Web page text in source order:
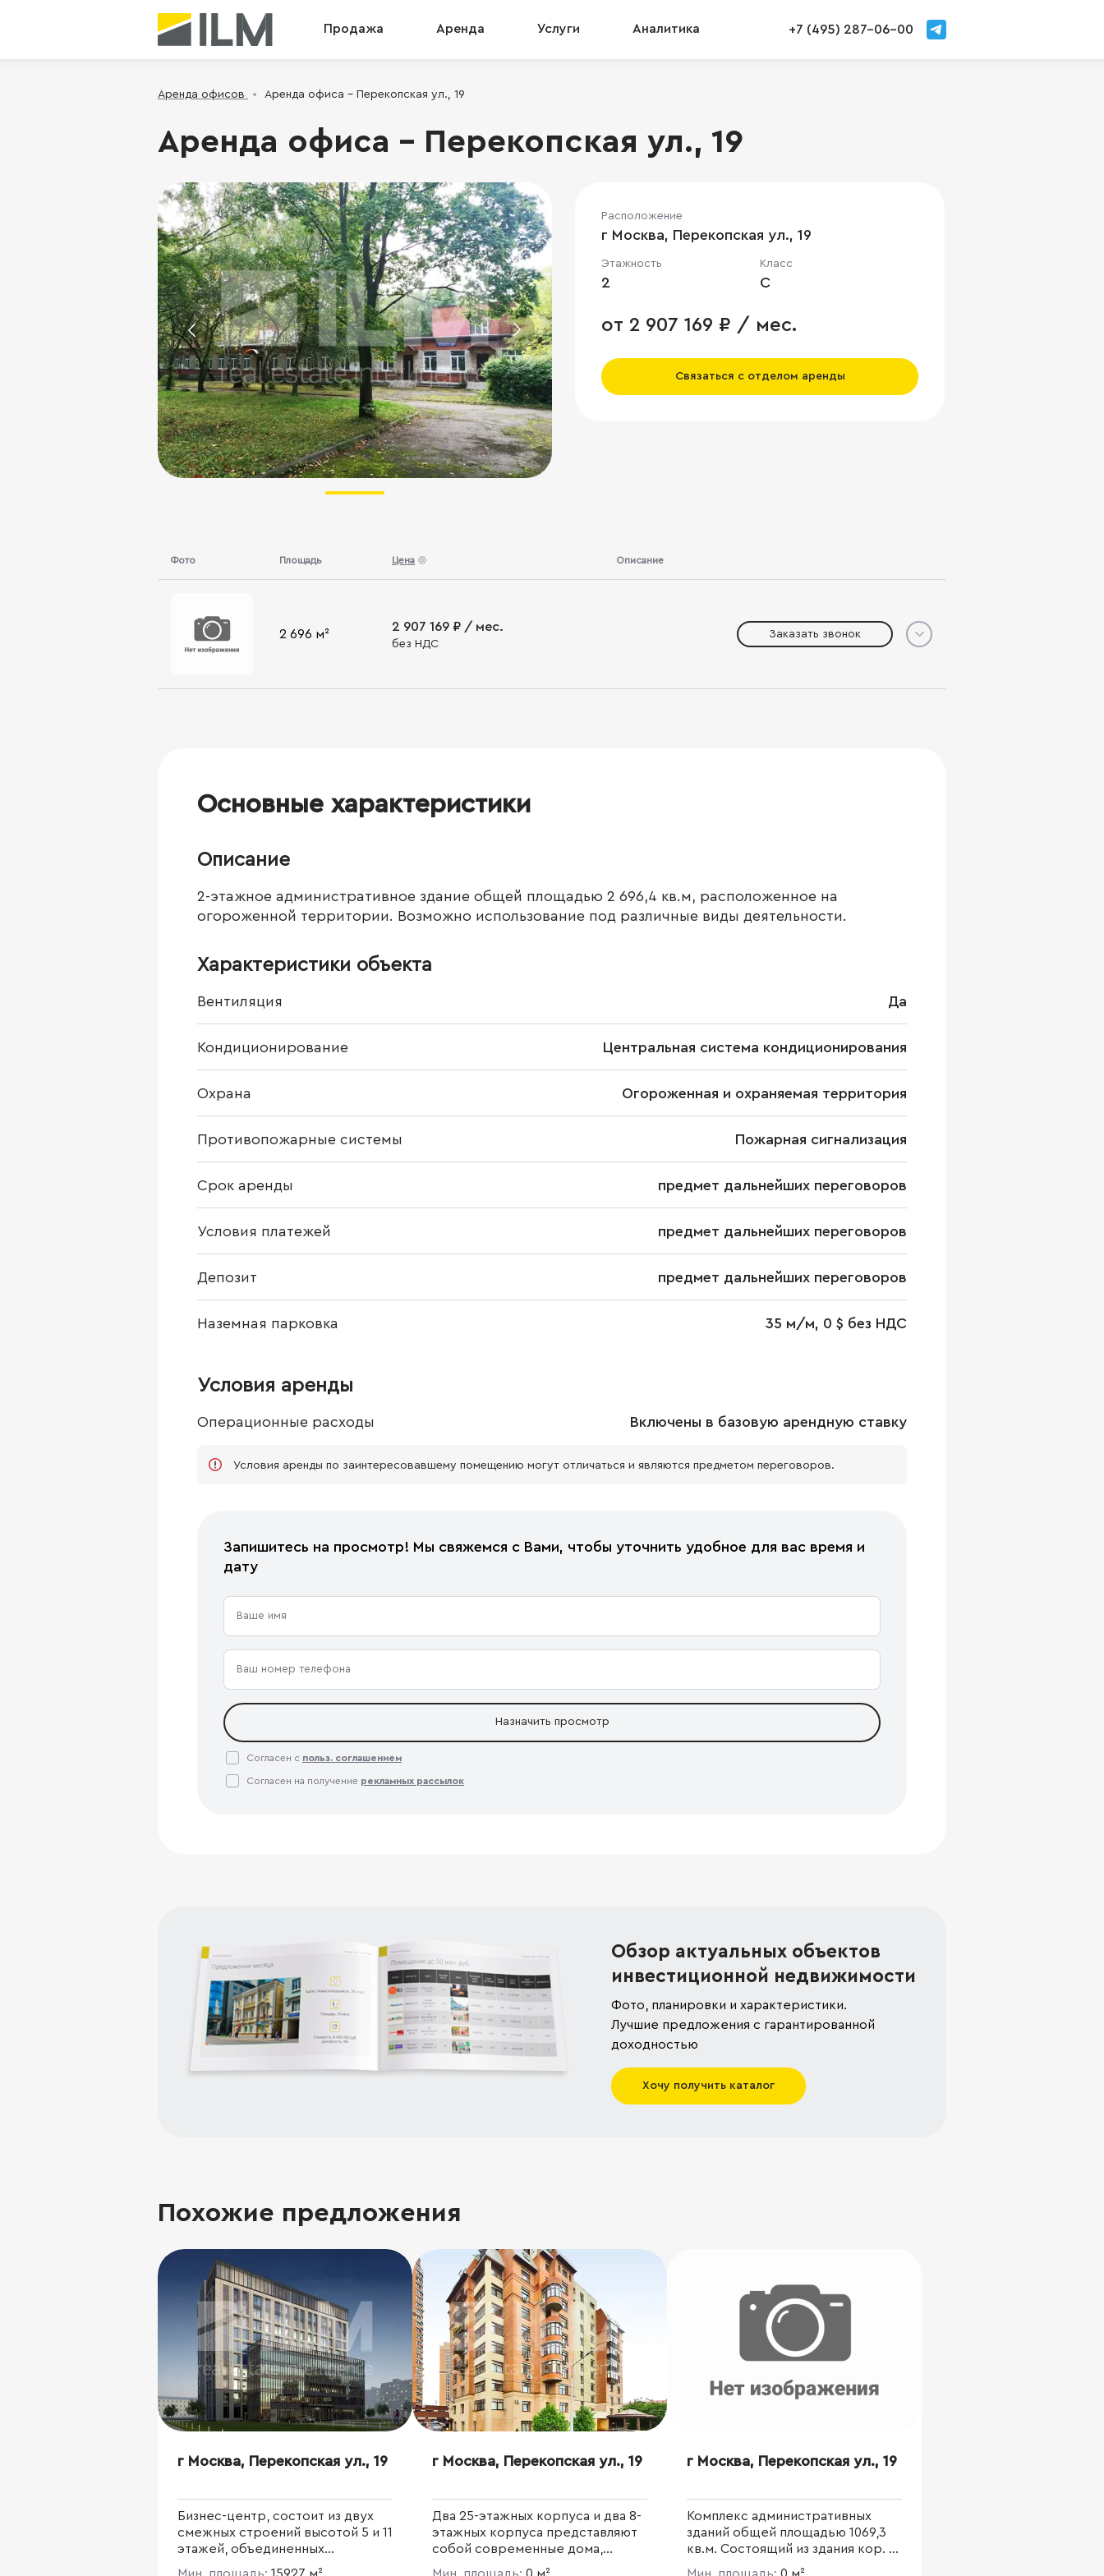
Продажа Аренда Услуги Аналитика +7 (495) 287-06-00
Аренда офисов Аренда офиса - Перекопская ул., 19
Аренда офиса - Перекопская ул., 19
Расположение
г Москва, Перекопская ул., 19
Этажность
2
Класс
C
от 2 907 169 ₽ / мес.
Связаться с отделом аренды
Фото Площадь Цена Описание
2 696 м²
2 907 169 ₽ / мес.
без НДС
Заказать звонок
Основные характеристики
Описание
2-этажное административное здание общей площадью 2 696,4 кв.м, расположенное на
огороженной территории. Возможно использование под различные виды деятельности.
Характеристики объекта
Вентиляция Да
Кондиционирование Центральная система кондиционирования
Охрана Огороженная и охраняемая территория
Противопожарные системы Пожарная сигнализация
Срок аренды предмет дальнейших переговоров
Условия платежей предмет дальнейших переговоров
Депозит предмет дальнейших переговоров
Наземная парковка 35 м/м, 0 $ без НДС
Условия аренды
Операционные расходы Включены в базовую арендную ставку
Условия аренды по заинтересовавшему помещению могут отличаться и являются предметом переговоров.
Запишитесь на просмотр! Мы свяжемся с Вами, чтобы уточнить удобное для вас время и
дату
Назначить просмотр
Согласен с польз. соглашением
Согласен на получение рекламных рассылок
Обзор актуальных объектов
инвестиционной недвижимости
Фото, планировки и характеристики.
Лучшие предложения с гарантированной
доходностью
Хочу получить каталог
Похожие предложения
г Москва, Перекопская ул., 19
Бизнес-центр, состоит из двух
смежных строений высотой 5 и 11
этажей, объединенных
внутренними переходами в одно
г Москва, Перекопская ул., 19
Два 25-этажных корпуса и два 8-
этажных корпуса представляют
собой современные дома,
строящиеся по индивидуальному
г Москва, Перекопская ул., 19
Комплекс административных
зданий общей площадью 1069,3
кв.м. Состоящий из здания кор. 2
- 823,3 кв.м и кор. 2 стр. 2 - 246